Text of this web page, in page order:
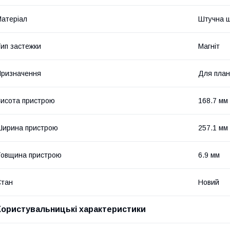
Штучна
застежки Магніт
Для
пристрою 168.7 мм
пристрою 257.1 мм
пристрою 6.9 мм
Новий
характеристики